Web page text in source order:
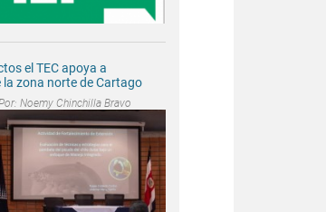
el TEC apoya a
zona norte de Cartago
Noemy Chinchilla Bravo